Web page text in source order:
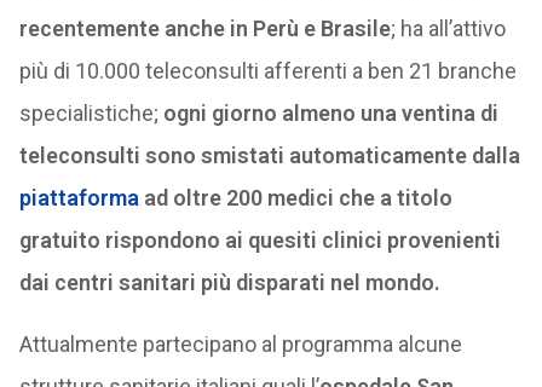
recentemente anche in Perù e Brasile; ha all’attivo
più di 10.000 teleconsulti afferenti a ben 21 branche
specialistiche; ogni giorno almeno una ventina di
teleconsulti sono smistati automaticamente dalla
piattaforma ad oltre 200 medici che a titolo
gratuito rispondono ai quesiti clinici provenienti
dai centri sanitari più disparati nel mondo.
Attualmente partecipano al programma alcune